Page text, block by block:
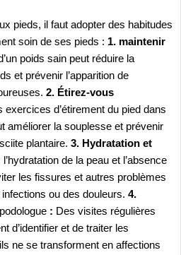
pieds, il faut adopter des habitudes
soin de ses pieds : 1. maintenir
poids sain peut réduire la
et prévenir l’apparition de
2. Étirez-vous
exercices d’étirement du pied dans
améliorer la souplesse et prévenir
plantaire. 3. Hydratation et
l’hydratation de la peau et l’absence
les fissures et autres problèmes
ou des douleurs. 4.
: Des visites régulières
d’identifier et de traiter les
ne se transforment en affections